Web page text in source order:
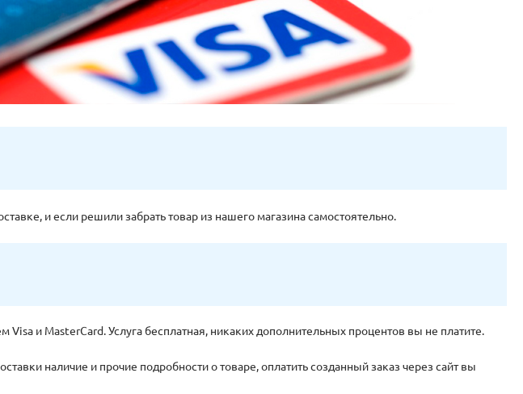
и если решили забрать товар из нашего магазина самоcтоятельно.
и MasterCard. Услуга бесплатная, никаких дополнительных процентов вы не платите.
наличие и прочие подробности о товаре, оплатить созданный заказ через сайт вы